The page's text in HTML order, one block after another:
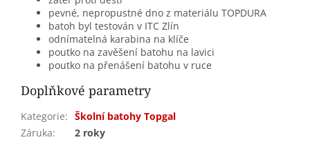
pevné, nepropustné dno z materiálu TOPDURA
batoh byl testován v ITC Zlín
odnímatelná karabina na klíče
poutko na zavěšení batohu na lavici
poutko na přenášení batohu v ruce
Doplňkové parametry
Kategorie: Školní batohy Topgal
Záruka:
2 roky